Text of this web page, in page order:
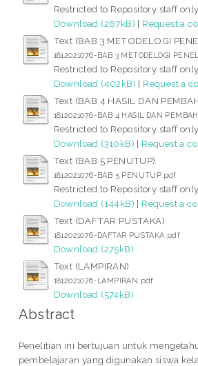
Restricted to Repository staff only
Download (267kB) | Request a
Text (BAB 3 METODELOGI
1812021076-BAB 3 METODELOGI
Restricted to Repository staff only
Download (402kB) | Request a
Text (BAB 4 HASIL DAN
1812021076-BAB 4 HASIL DAN
Restricted to Repository staff only
Download (310kB) | Request a
Text (BAB 5 PENUTUP)
1812021076-BAB 5 PENUTUP.pdf
Restricted to Repository staff only
Download (144kB) | Request a
Text (DAFTAR PUSTAKA)
1812021076-DAFTAR PUSTAKA.pdf
Download (275kB)
Text (LAMPIRAN)
1812021076-LAMPIRAN.pdf
Download (574kB)
Abstract
Penelitian ini bertujuan untuk
pembelajaran yang digunakan siswa